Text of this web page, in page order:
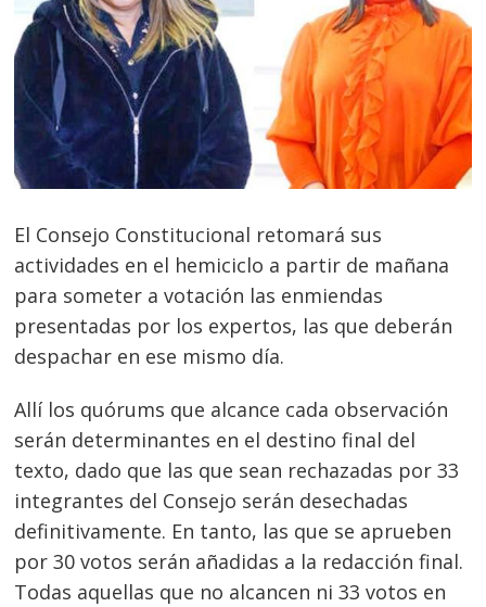
El Consejo Constitucional retomará sus
actividades en el hemiciclo a partir de mañana
para someter a votación las enmiendas
presentadas por los expertos, las que deberán
despachar en ese mismo día.
Allí los quórums que alcance cada observación
serán determinantes en el destino final del
texto, dado que las que sean rechazadas por 33
integrantes del Consejo serán desechadas
definitivamente. En tanto, las que se aprueben
por 30 votos serán añadidas a la redacción final.
Todas aquellas que no alcancen ni 33 votos en